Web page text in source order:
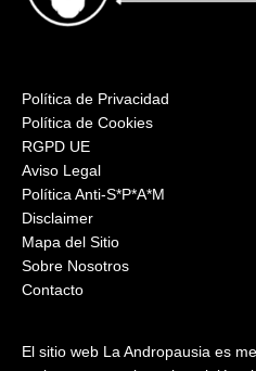
Política de Privacidad
Política de Cookies
RGPD UE
Aviso Legal
Política Anti-S*P*A*M
Disclaimer
Mapa del Sitio
Sobre Nosotros
Contacto
El sitio web La Andropausia es